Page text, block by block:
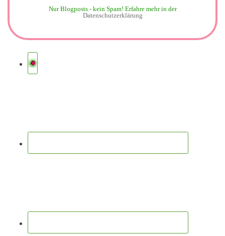
Nur Blogposts - kein Spam! Erfahre mehr in der
Datenschutzerklärung